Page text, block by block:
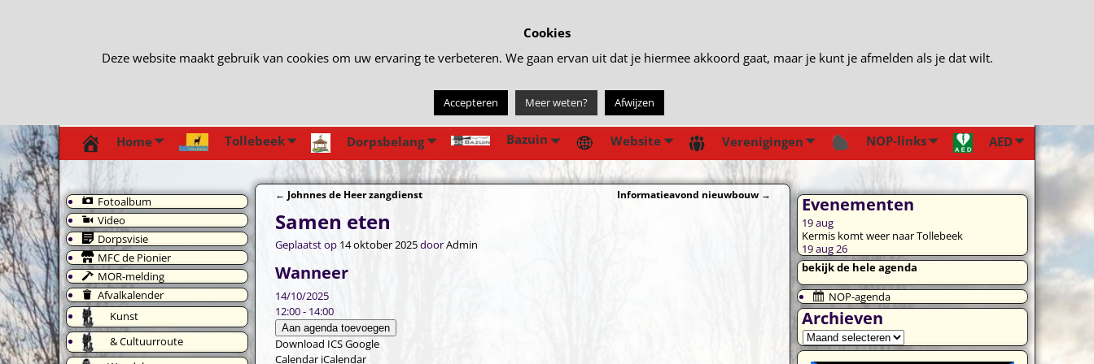
Home Tollebeek Dorpsbelang Bazuin Website Verenigingen NOP-links AED
← Johnnes de Heer zangdienst Informatieavond nieuwbouw →
Samen eten
Geplaatst op 14 oktober 2025doorAdmin
Wanneer
14/10/2025
12:00 - 14:00
Aan agenda toevoegen
Download ICSGoogle
Calendar iCalendar
Fotoalbum
Video
Dorpsvisie
MFC de Pionier
MOR-melding
Afvalkalender
Kunst
& Cultuurroute
Evenementen
19aug
Kermis komt weer naar Tollebeek
19 aug 26
bekijk de hele agenda
NOP-agenda
Archieven
Cookies
Deze website maakt gebruik van cookies om uw ervaring te verbeteren. We gaan ervan uit dat je hiermee akkoord gaat, maar je kunt je afmelden als je dat wilt.
Accepteren Meer weten? Afwijzen